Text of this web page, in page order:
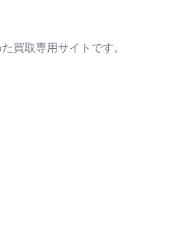
買取専用サイトです。